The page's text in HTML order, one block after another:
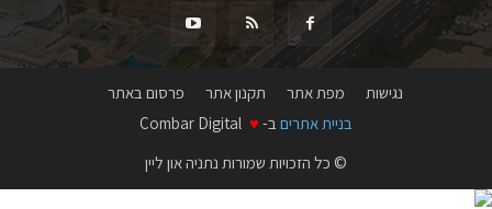
נגישות מפת אתר תקנון אתר
פרסום באתר
בניית אתרים ב- ♥
© כל הזכויות שמורות נתניה און ליין